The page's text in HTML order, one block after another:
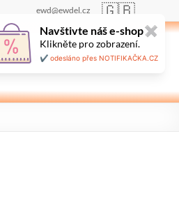
ewd@ewdel.cz 🇬🇧
Maloobchodní prodej
Navštivte náš e-shop✖
Klikněte pro zobrazení.
✔️ odesláno přes NOTIFIKAČKA.CZ